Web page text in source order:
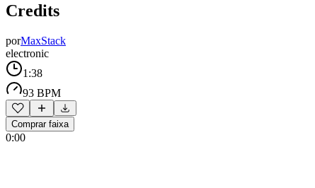
Credits
porMaxStack
electronic
1:38
93 BPM
Comprar faixa
0:00